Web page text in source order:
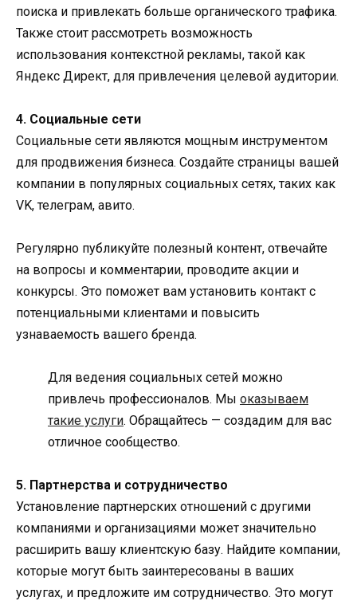
поиска и привлекать больше органического трафика.
Также стоит рассмотреть возможность
использования контекстной рекламы, такой как
Яндекс Директ, для привлечения целевой аудитории.
4. Социальные сети
Социальные сети являются мощным инструментом
для продвижения бизнеса. Создайте страницы вашей
компании в популярных социальных сетях, таких как
VK, телеграм, авито.
Регулярно публикуйте полезный контент, отвечайте
на вопросы и комментарии, проводите акции и
конкурсы. Это поможет вам установить контакт с
потенциальными клиентами и повысить
узнаваемость вашего бренда.
Для ведения социальных сетей можно
привлечь профессионалов. Мы оказываем
такие услуги. Обращайтесь — создадим для вас
отличное сообщество.
5. Партнерства и сотрудничество
Установление партнерских отношений с другими
компаниями и организациями может значительно
расширить вашу клиентскую базу. Найдите компании,
которые могут быть заинтересованы в ваших
услугах, и предложите им сотрудничество. Это могут